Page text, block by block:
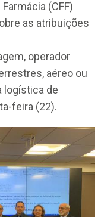
(CFF)
as atribuições
operador
aéreo ou
logística de
feira (22).